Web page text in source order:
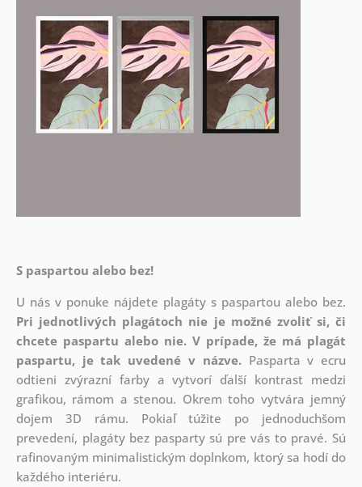
S paspartou alebo bez!
U nás v ponuke nájdete plagáty s paspartou alebo bez.
Pri jednotlivých plagátoch nie je možné zvoliť si, či
chcete paspartu alebo nie. V prípade, že má plagát
paspartu, je tak uvedené v názve.Pasparta v ecru
odtieni zvýrazní farby a vytvorí ďalší kontrast medzi
grafikou, rámom a stenou. Okrem toho vytvára jemný
dojem 3D rámu. Pokiaľ túžite po jednoduchšom
prevedení, plagáty bez pasparty sú pre vás to pravé. Sú
rafinovaným minimalistickým doplnkom, ktorý sa hodí do
každého interiéru.